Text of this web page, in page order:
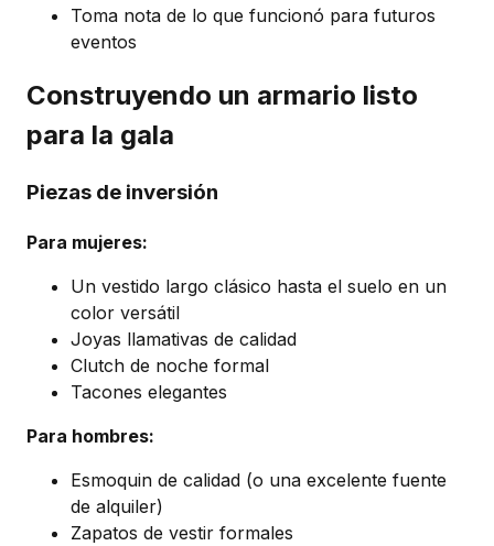
Toma nota de lo que funcionó para futuros
eventos
Construyendo un armario listo
para la gala
Piezas de inversión
Para mujeres:
Un vestido largo clásico hasta el suelo en un
color versátil
Joyas llamativas de calidad
Clutch de noche formal
Tacones elegantes
Para hombres:
Esmoquin de calidad (o una excelente fuente
de alquiler)
Zapatos de vestir formales